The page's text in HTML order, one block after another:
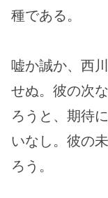
種である。
嘘か誠か、西
せぬ。彼の次
ろうと、期待
いなし。彼の
ろう。